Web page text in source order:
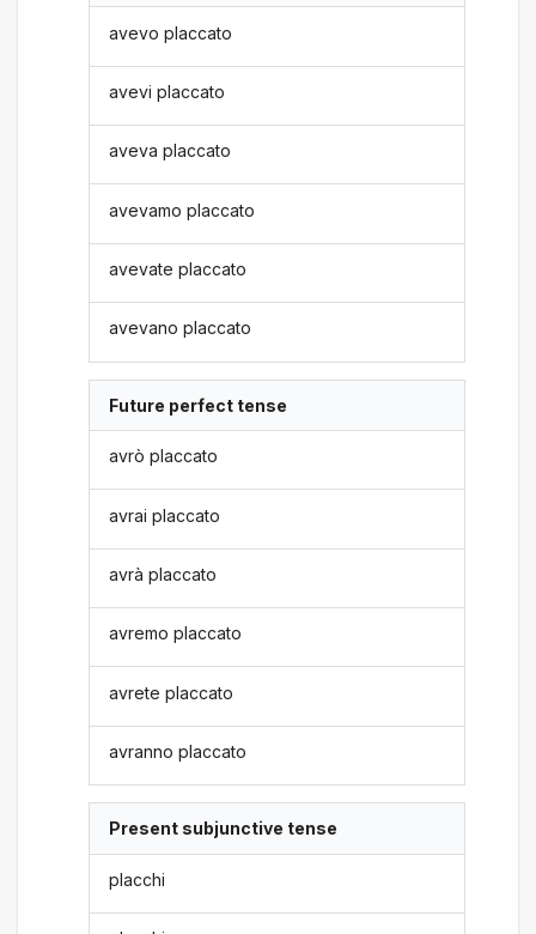
avevo placcato
avevi placcato
aveva placcato
avevamo placcato
avevate placcato
avevano placcato
Future perfect tense
avrò placcato
avrai placcato
avrà placcato
avremo placcato
avrete placcato
avranno placcato
Present subjunctive tense
placchi